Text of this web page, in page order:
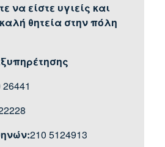
να είστε υγιείς και
θητεία στην πόλη
210 5124913